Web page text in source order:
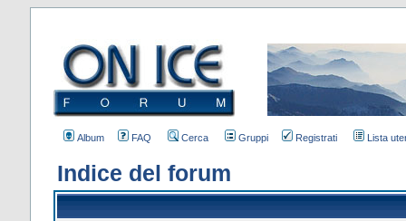
Album FAQ Cerca Gruppi Registrati Lista
Indice del forum